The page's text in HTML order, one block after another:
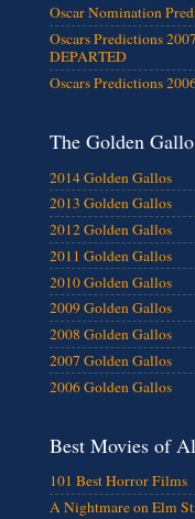
Oscar Nomination
Oscars Predictions
DEPARTED
Oscars Predictions
The Golden
2014 Golden Gallos
2013 Golden Gallos
2012 Golden Gallos
2011 Golden Gallos
2010 Golden Gallos
2009 Golden Gallos
2008 Golden Gallos
2007 Golden Gallos
2006 Golden Gallos
Best Movies of
101 Best Horror Films
A Nightmare on Elm